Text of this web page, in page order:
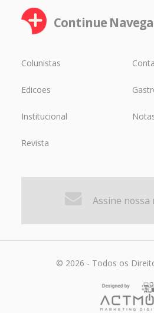
Continue
Colunistas
Edicoes
Institucional
Revista
Assine
© 2026 - Todos os